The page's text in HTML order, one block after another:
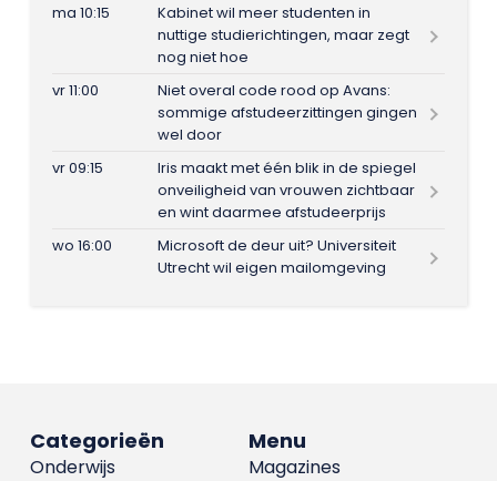
ma 10:15
Kabinet wil meer studenten in
nuttige studierichtingen, maar zegt
nog niet hoe
vr 11:00
Niet overal code rood op Avans:
sommige afstudeerzittingen gingen
wel door
vr 09:15
Iris maakt met één blik in de spiegel
onveiligheid van vrouwen zichtbaar
en wint daarmee afstudeerprijs
wo 16:00
Microsoft de deur uit? Universiteit
Utrecht wil eigen mailomgeving
Menu
Magazines
Categorieën
Onderwijs